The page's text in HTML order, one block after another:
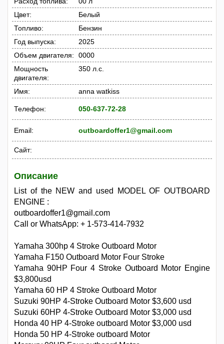
Цвет:
Белый
Топливо:
Бензин
Год выпуска:
2025
Объем двигателя:
0000
Мощность
двигателя:
350 л.с.
Имя: anna watkiss
Телефон: 050-637-72-28
Email: outboardoffer1@gmail.com
Сайт:
Описание
List of the NEW and used MODEL OF OUTBOARD
ENGINE :
outboardoffer1@gmail.com
Call or WhatsApp: + 1-573-414-7932
Yamaha 300hp 4 Stroke Outboard Motor
Yamaha F150 Outboard Motor Four Stroke
Yamaha 90HP Four 4 Stroke Outboard Motor Engine
$3,800usd
Yamaha 60 HP 4 Stroke Outboard Motor
Suzuki 90HP 4-Stroke Outboard Motor $3,600 usd
Suzuki 60HP 4-Stroke Outboard Motor $3,000 usd
Honda 40 HP 4-Stroke outboard Motor $3,000 usd
Honda 50 HP 4-Stroke outboard Motor